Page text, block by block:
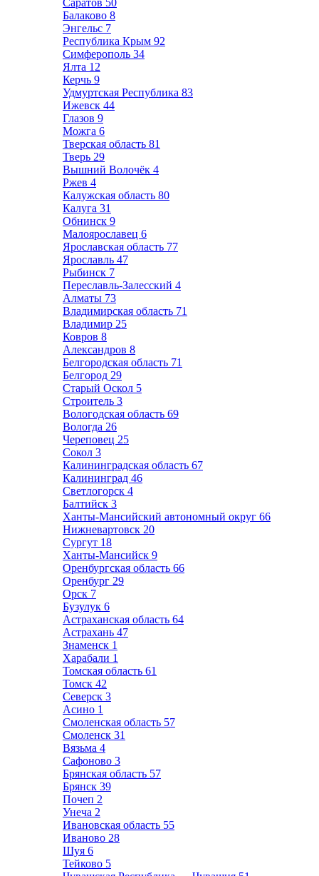
Саратов 50
Балаково 8
Энгельс 7
Республика Крым 92
Симферополь 34
Ялта 12
Керчь 9
Удмуртская Республика 83
Ижевск 44
Глазов 9
Можга 6
Тверская область 81
Тверь 29
Вышний Волочёк 4
Ржев 4
Калужская область 80
Калуга 31
Обнинск 9
Малоярославец 6
Ярославская область 77
Ярославль 47
Рыбинск 7
Переславль-Залесский 4
Алматы 73
Владимирская область 71
Владимир 25
Ковров 8
Александров 8
Белгородская область 71
Белгород 29
Старый Оскол 5
Строитель 3
Вологодская область 69
Вологда 26
Череповец 25
Сокол 3
Калининградская область 67
Калининград 46
Светлогорск 4
Балтийск 3
Ханты-Мансийский автономный округ 66
Нижневартовск 20
Сургут 18
Ханты-Мансийск 9
Оренбургская область 66
Оренбург 29
Орск 7
Бузулук 6
Астраханская область 64
Астрахань 47
Знаменск 1
Харабали 1
Томская область 61
Томск 42
Северск 3
Асино 1
Смоленская область 57
Смоленск 31
Вязьма 4
Сафоново 3
Брянская область 57
Брянск 39
Почеп 2
Унеча 2
Ивановская область 55
Иваново 28
Шуя 6
Тейково 5